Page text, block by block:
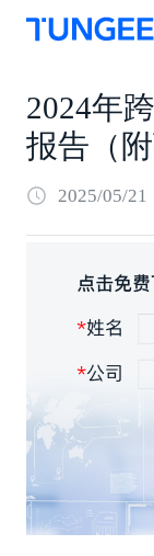
2024年
报告（附
2025/05/21